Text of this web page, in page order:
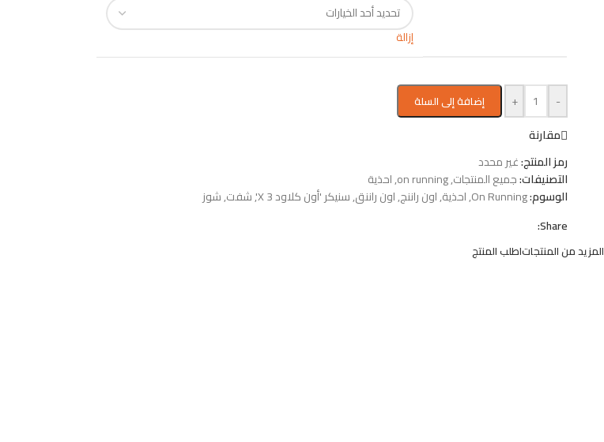
إزالة
-
+ إضافة إلى السلة
مقارنة
رمز المنتج:غير محدد
التصنيفات:جميع المنتجات,
on running
,احذية
الوسوم:On Running
,احذية,اون راننج,اون راننق,سنيكر 'أون كلاود X 3' ,شفت,شوز
Share:
المزيد من المنتجاتاطلب المنتج